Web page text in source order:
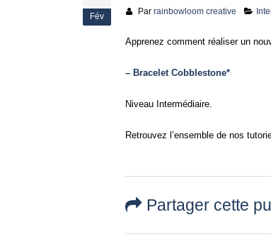
Fév
Par rainbowloom creative
Apprenez comment réaliser un
– Bracelet Cobblestone*
Niveau Intermédiaire.
Retrouvez l’ensemble de nos
Partager cette